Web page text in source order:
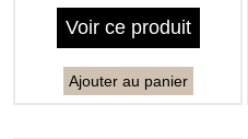
Voir ce produit
Ajouter au panier